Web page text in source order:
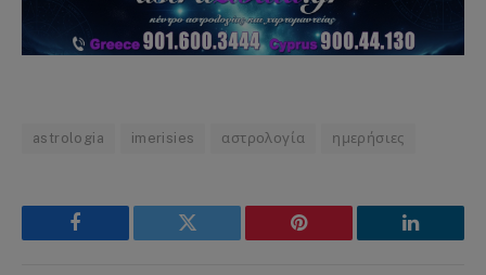
astrologia imerisies αστρολογία ημερήσιες
Facebook Twitter Pinterest LinkedIn